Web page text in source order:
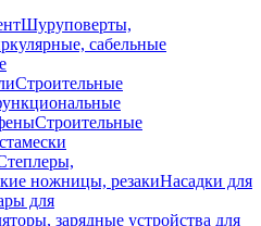
Шуруповерты,
сабельные
Строительные
Строительные
ножницы, резакиНасадки для
для
зарядные устройства для